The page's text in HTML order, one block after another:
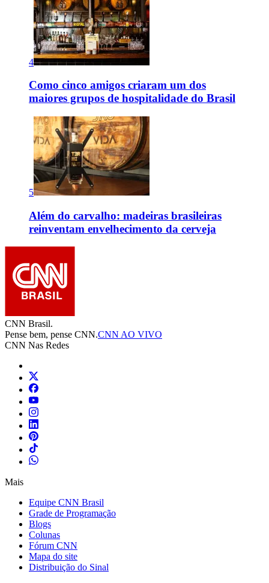
4
Como cinco amigos criaram um dos
maiores grupos de hospitalidade do Brasil
5
Além do carvalho: madeiras brasileiras
reinventam envelhecimento da cerveja
CNN Brasil.
Pense bem, pense CNN.CNN AO VIVO
CNN Nas Redes
Mais
Equipe CNN Brasil
Grade de Programação
Blogs
Colunas
Fórum CNN
Mapa do site
Distribuição do Sinal